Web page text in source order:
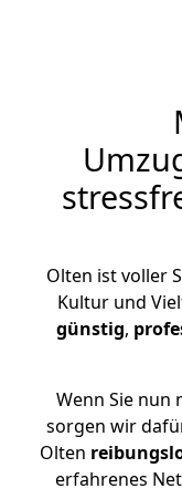
Olten ist voller
Kultur und
günstig,
Wenn Sie nun
sorgen wir
Olten
erfahrenes